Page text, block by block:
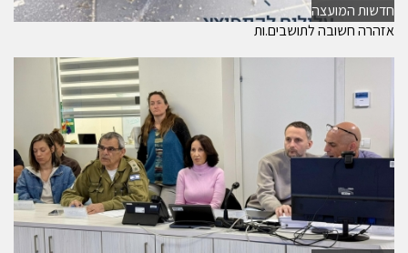
חדשות המועצה
אזהרה חשובה לתושבים.ות